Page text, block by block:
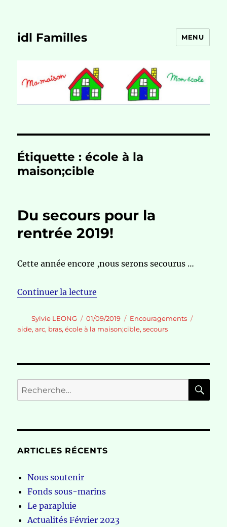
idl Familles MENU
Étiquette :école à la
maison;cible
Du secours pour la
rentrée 2019!
Cette année encore ,nous serons secourus …
Continuer la lecture
Auteur
Sylvie LEONG
Publié
le
01/09/2019 Catégories
Encouragements
aide,arc, bras,école à la maison;cible,secours
Recherche
pour :
ARTICLES RÉCENTS
Nous soutenir
Fonds sous-marins
Le parapluie
Actualités Février 2023